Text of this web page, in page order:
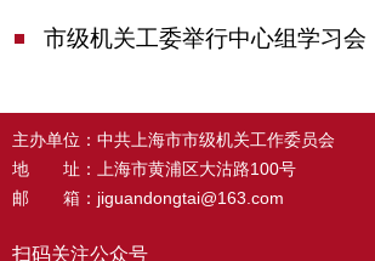
市级机关工委举行中心组学习会